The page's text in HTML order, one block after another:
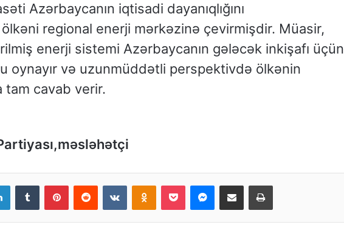
Azərbaycanın iqtisadi dayanıqlığını
regional enerji mərkəzinə çevirmişdir. Müasir,
enerji sistemi Azərbaycanın gələcək inkişafı üçün
oynayır və uzunmüddətli perspektivdə ölkənin
tam cavab verir.